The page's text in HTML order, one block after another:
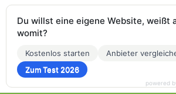
Du willst eine eigene Website, weißt
womit?
Kostenlos starten
Anbieter
Zum Test 2026
powered